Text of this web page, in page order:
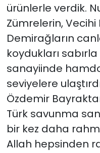
ürünlerle verdik.
Zümrelerin, Vecihi
Demirağların
koydukları
sanayiinde
seviyelere
Özdemir
Türk savunma
bir kez daha
Allah hepsinden